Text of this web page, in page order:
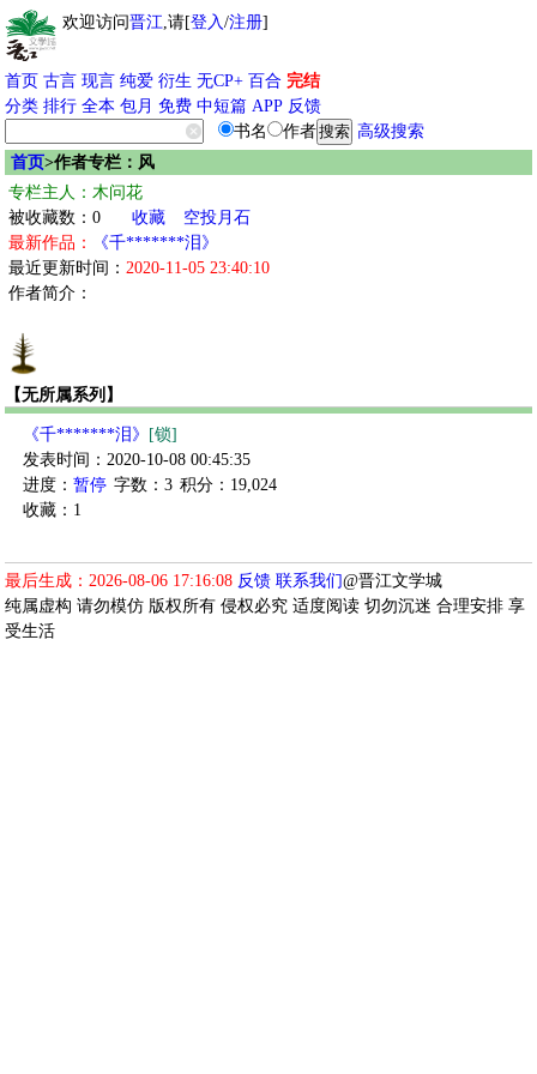
欢迎访问晋江,请[登入/注册]
首页 古言 现言 纯爱 衍生 无CP+ 百合 完结
分类 排行 全本 包月 免费 中短篇 APP 反馈
书名
作者
高级搜索
首页>作者专栏：风
专栏主人：木问花
被收藏数：0
收藏
空投月石
最新作品：
《千*******泪》
最近更新时间： 2020-11-05 23:40:10
作者简介：
【无所属系列】
《千*******泪》
[锁]
发表时间：2020-10-08 00:45:35
进度： 暂停 字数：3 积分：19,024
收藏：1
最后生成：2026-08-06 17:16:08 反馈 联系我们@晋江文学城
纯属虚构 请勿模仿 版权所有 侵权必究 适度阅读 切勿沉迷 合理安排 享
受生活